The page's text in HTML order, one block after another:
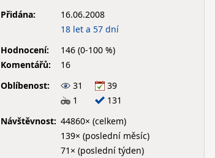
Přidána:
16.06.2008
18 let a 57 dní
Hodnocení:
146 (0-100 %)
Komentářů:
16
Oblíbenost:
31
39
1
131
Návštěvnost: 44860× (celkem)
139× (poslední měsíc)
71× (poslední týden)